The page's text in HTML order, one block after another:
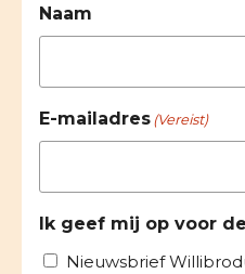
Naam
E-mailadres (Vereist)
Ik geef mij op voor de
Nieuwsbrief